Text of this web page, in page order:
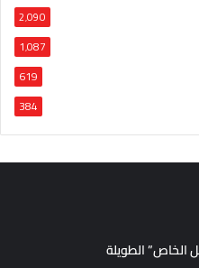
2٬090
1٬087
619
384
الخاص” الطويلة